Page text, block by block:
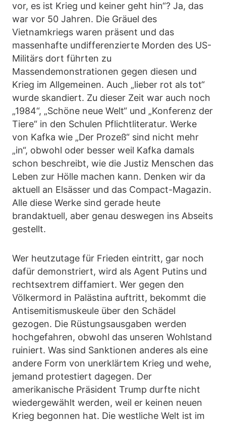
vor, es ist Krieg und keiner geht hin“? Ja, das
war vor 50 Jahren. Die Gräuel des
Vietnamkriegs waren präsent und das
massenhafte undifferenzierte Morden des US-
Militärs dort führten zu
Massendemonstrationen gegen diesen und
Krieg im Allgemeinen. Auch „lieber rot als tot“
wurde skandiert. Zu dieser Zeit war auch noch
„1984“, „Schöne neue Welt“ und „Konferenz der
Tiere“ in den Schulen Pflichtliteratur. Werke
von Kafka wie „Der Prozeß“ sind nicht mehr
„in“, obwohl oder besser weil Kafka damals
schon beschreibt, wie die Justiz Menschen das
Leben zur Hölle machen kann. Denken wir da
aktuell an Elsässer und das Compact-Magazin.
Alle diese Werke sind gerade heute
brandaktuell, aber genau deswegen ins Abseits
gestellt.
Wer heutzutage für Frieden eintritt, gar noch
dafür demonstriert, wird als Agent Putins und
rechtsextrem diffamiert. Wer gegen den
Völkermord in Palästina auftritt, bekommt die
Antisemitismuskeule über den Schädel
gezogen. Die Rüstungsausgaben werden
hochgefahren, obwohl das unseren Wohlstand
ruiniert. Was sind Sanktionen anderes als eine
andere Form von unerklärtem Krieg und wehe,
jemand protestiert dagegen. Der
amerikanische Präsident Trump durfte nicht
wiedergewählt werden, weil er keinen neuen
Krieg begonnen hat. Die westliche Welt ist im